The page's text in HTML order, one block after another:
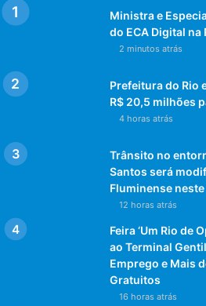
Ministra e
do ECA Digital na
2 minutos atrás
Prefeitura do Rio
R$ 20,5 milhões
4 horas atrás
Trânsito no
Santos será
Fluminense
12 horas atrás
Feira ‘Um Rio de
ao Terminal
Emprego e Mais
Gratuitos
16 horas atrás